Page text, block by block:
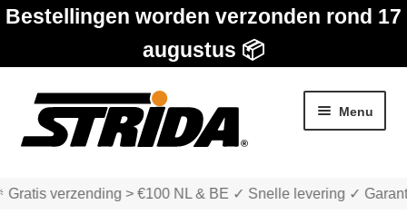
Bestellingen worden verzonden rond 17
augustus 📦
Ga
door
naar
Ga
naar
de
Menu
Gratis verzending > €100 NL & BE ✓ Snelle levering ✓